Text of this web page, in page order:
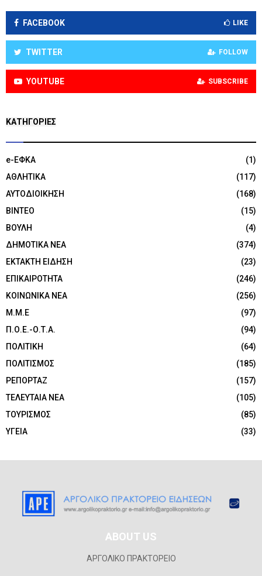
FACEBOOK LIKE
TWITTER FOLLOW
YOUTUBE SUBSCRIBE
KΑΤΗΓΟΡΊΕΣ
e-ΕΦΚΑ
(1)
ΑΘΛΗΤΙΚΑ
(117)
ΑΥΤΟΔΙΟΙΚΗΣΗ
(168)
ΒΙΝΤΕΟ
(15)
ΒΟΥΛΗ
(4)
ΔΗΜΟΤΙΚΑ ΝΕΑ
(374)
ΕΚΤΑΚΤΗ ΕΙΔΗΣΗ
(23)
ΕΠΙΚΑΙΡΟΤΗΤΑ
(246)
ΚΟΙΝΩΝΙΚΑ ΝΕΑ
(256)
Μ.Μ.Ε
(97)
Π.Ο.Ε.-Ο.Τ.Α.
(94)
ΠΟΛΙΤΙΚΗ
(64)
ΠΟΛΙΤΙΣΜΟΣ
(185)
ΡΕΠΟΡΤΑΖ
(157)
ΤΕΛΕΥΤΑΙΑ ΝΕΑ
(105)
ΤΟΥΡΙΣΜΟΣ
(85)
ΥΓΕΙΑ
(33)
ABOUT US
ΑΡΓΟΛΙΚΟ ΠΡΑΚΤΟΡΕΙΟ